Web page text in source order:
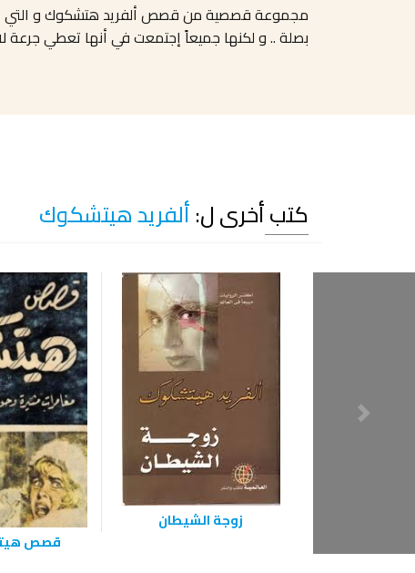
مجموعة قصصية من قصص ألفريد هتشكوك و التي
بصلة .. و لكنها جميعاً إجتمعت في أنها تعطي جرعة لا
كتب أخرى ل:ألفريد هيتشكوك
زوجة الشيطان
قصص